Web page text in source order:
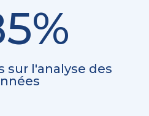
%
sur l'analyse des